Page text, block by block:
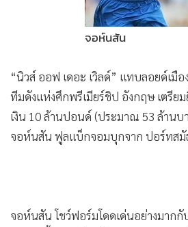
• ต่างประเทศ
• Special Scoop
• เศรษฐกิจ-ธุรกิจ
• จีน
Motoring
จอห์นสัน
“นิวส์ ออฟ เดอะ เวิลด์” แทบลอยด์เมือ
ทีมดังแห่งศึกพรีเมียร์ชิป อังกฤษ เตรีย
เงิน 10 ล้านปอนด์ (ประมาณ 53 ล้านบ
จอห์นสัน ฟูลแบ็กจอมบุกจาก ปอร์ทสมั
จอห์นสัน โชว์ฟอร์มโดดเด่นอย่างมาก